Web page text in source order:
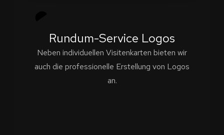
Rundum-Service Logos
Neben individuellen Visitenkarten bieten wir
auch die professionelle Erstellung von Logos
an.